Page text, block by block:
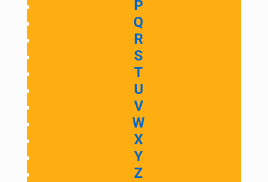
P
Q
R
S
T
U
V
W
X
Y
Z